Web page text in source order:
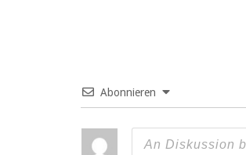
Abonnieren